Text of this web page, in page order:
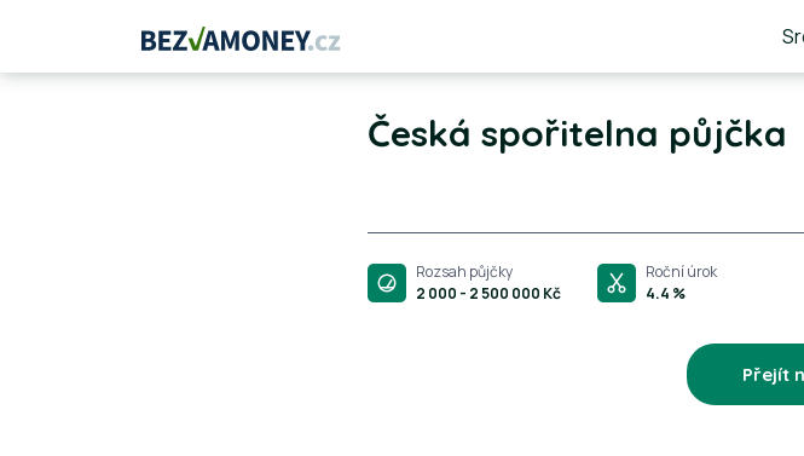
Česká spořitelna půjčka
Rozsah půjčky
2 000 - 2 500 000 Kč
Roční úrok
4.4 %
Přejít